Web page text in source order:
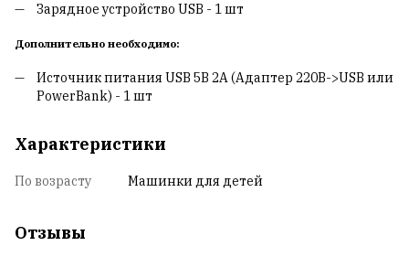
Зарядное устройство USB - 1 шт
Дополнительно необходимо:
Источник питания USB 5В 2А (Адаптер 220В->USB или
PowerBank) - 1 шт
Характеристики
По возрасту Машинки для детей
Отзывы